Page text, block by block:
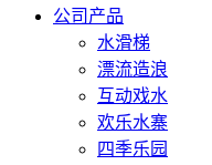
公司产品
水滑梯
漂流造浪
互动戏水
欢乐水寨
四季乐园